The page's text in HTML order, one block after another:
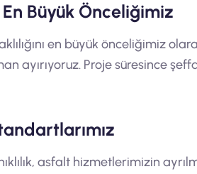
Büyük Önceliğimiz
en büyük önceliğimiz
ayırıyoruz. Proje süresince
asfalt hizmetlerimizin